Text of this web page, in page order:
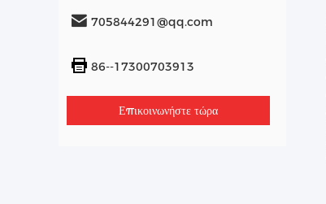
705844291@qq.com
86--17300703913
Επικοινωνήστε τώρα